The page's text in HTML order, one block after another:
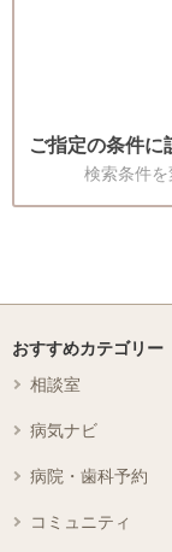
ご指定の条件に
検索条件を
おすすめカテゴリー
相談室
病気ナビ
病院・歯科予約
コミュニティ